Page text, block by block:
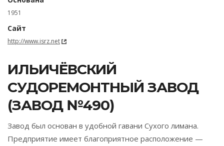
1951
Сайт
http://www.isrz.net
ИЛЬИЧЁВСКИЙ
СУДОРЕМОНТНЫЙ ЗАВОД
(ЗАВОД №490)
Завод был основан в удобной гавани Сухого лимана.
Предприятие имеет благоприятное расположение —